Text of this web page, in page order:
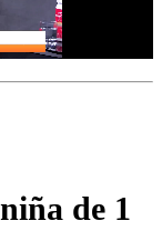
de 1